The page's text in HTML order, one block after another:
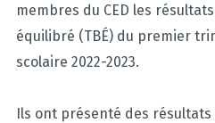
membres du CED les
équilibré (TBÉ) du premier
scolaire 2022-2023.
Ils ont présenté des